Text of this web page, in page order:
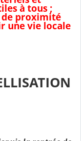
à tous ;
proximité
une vie locale